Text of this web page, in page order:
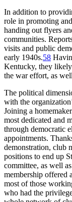
In addition to
role in promoting
handing out flyers
communities.
visits and public
early 1940s.58
Kentucky, they
the war effort, as
The political
with the
Joining a
most dedicated and
through democratic
appointments.
demonstration, club
positions to end up
committee, as well
membership offered
most of those
who had the